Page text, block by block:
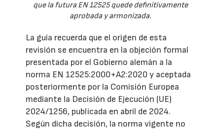
que la futura EN 12525 quede definitivamente
aprobada y armonizada.
La guía recuerda que el origen de esta
revisión se encuentra en la objeción formal
presentada por el Gobierno alemán a la
norma EN 12525:2000+A2:2020 y aceptada
posteriormente por la Comisión Europea
mediante la Decisión de Ejecución (UE)
2024/1256, publicada en abril de 2024.
Según dicha decisión, la norma vigente no